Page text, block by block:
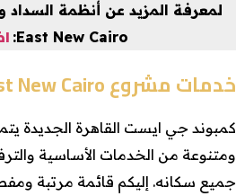
East New Cairo:
خدمات مشروع J East New Cairo
كمبوند جي ايست القاهرة الجديدة
ومتنوعة من الخدمات الأساسية
جميع سكانه. إليكم قائمة مرتبة